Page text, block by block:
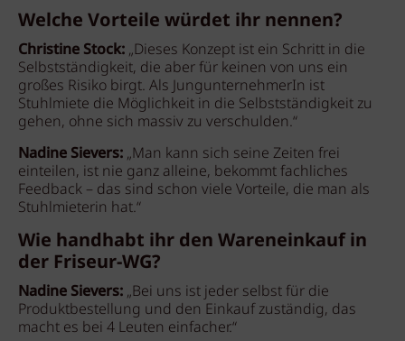
Welche Vorteile würdet ihr nennen?
Christine Stock: „Dieses Konzept ist ein Schritt in die
Selbstständigkeit, die aber für keinen von uns ein
großes Risiko birgt. Als JungunternehmerIn ist
Stuhlmiete die Möglichkeit in die Selbstständigkeit zu
gehen, ohne sich massiv zu verschulden.“
Nadine Sievers: „Man kann sich seine Zeiten frei
einteilen, ist nie ganz alleine, bekommt fachliches
Feedback – das sind schon viele Vorteile, die man als
Stuhlmieterin hat.“
Wie handhabt ihr den Wareneinkauf in
der Friseur-WG?
Nadine Sievers: „Bei uns ist jeder selbst für die
Produktbestellung und den Einkauf zuständig, das
macht es bei 4 Leuten einfacher.“